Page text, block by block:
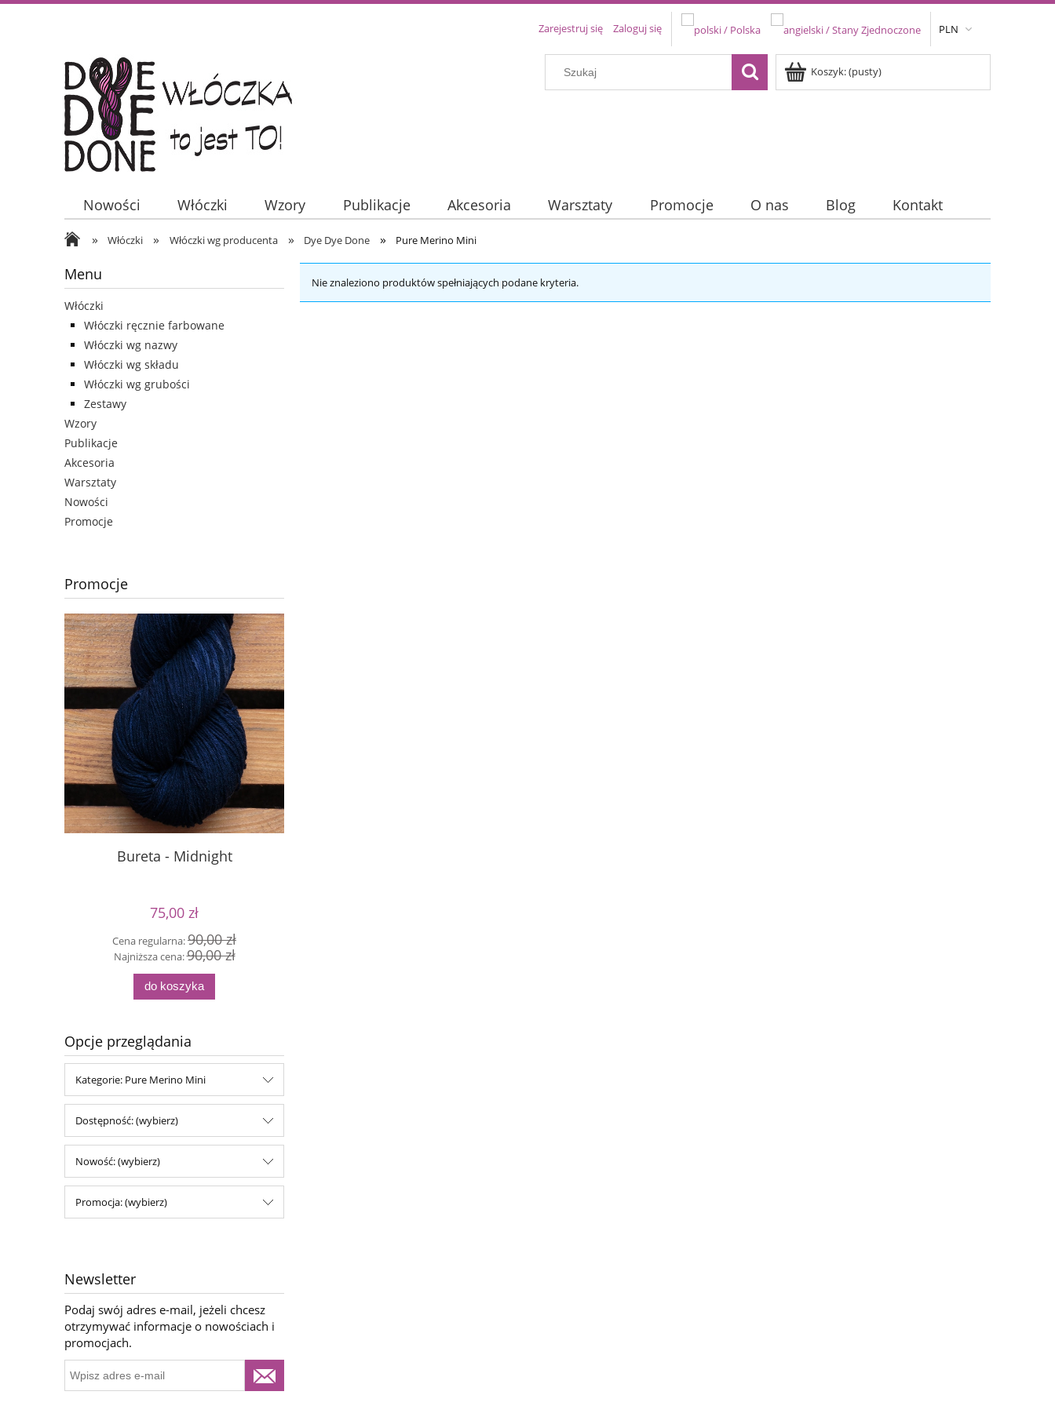
PLN
Zarejestruj się Zaloguj się
Koszyk:(pusty)
Nowości Włóczki Wzory Publikacje Akcesoria Warsztaty Promocje O nas Blog Kontakt
» Włóczki » Włóczki wg producenta » Dye Dye Done » Pure Merino Mini
Menu
Włóczki
Włóczki ręcznie farbowane
Włóczki wg nazwy
Włóczki wg składu
Włóczki wg grubości
Zestawy
Wzory
Publikacje
Akcesoria
Warsztaty
Nowości
Promocje
Promocje
Bureta - Midnight
75,00 zł
Cena regularna:90,00 zł
Najniższa cena:90,00 zł
do koszyka
Opcje przeglądania
Kategorie: Pure Merino Mini
Dostępność: (wybierz)
Nowość: (wybierz)
Promocja: (wybierz)
Newsletter
Podaj swój adres e-mail, jeżeli chcesz
otrzymywać informacje o nowościach i
promocjach.
Nie znaleziono produktów spełniających podane kryteria.